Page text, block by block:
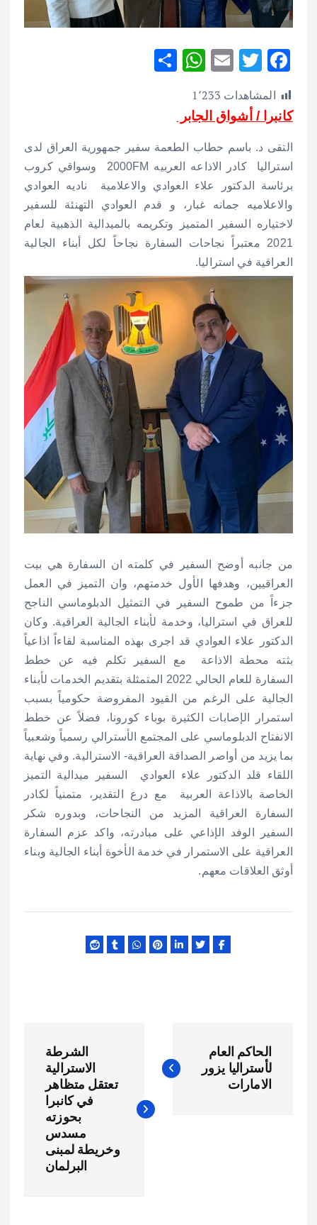
F
ac
e
b
o
o
k
T
w
it
te
r
E
m
ai
l
W
s
A
p
p
المشاهدات 1٬233
كانبرا / أشواق الجابر
التقى د. باسم حطاب الطعمة سفير جمهورية العراق لدى
استراليا كادر الاذاعه العربيه 2000FM وسواقي كروب
برئاسة الدكتور علاء العوادي والاعلامية ناديه العوادي
والاعلاميه جمانه غبار، و قدم العوادي التهنئة للسفير
لاختياره السفير المتميز وتكريمه بالميدالية الذهبية لعام
2021 معتبراً نجاحات السفارة نجاحاً لكل أبناء الجالية
العراقية في استراليا.
من جانبه أوضح السفير في كلمته ان السفارة هي بيت
العراقيين، وهدفها الأول خدمتهم، وان التميز في العمل
جزءاً من طموح السفير في التمثيل الدبلوماسي الناجح
للعراق في استراليا، وخدمة لأبناء الجالية العراقية. وكان
الدكتور علاء العوادي قد اجرى بهذه المناسبة لقاءاً اذاعياً
بثته محطة الاذاعة مع السفير تكلم فيه عن خطط
السفارة للعام الحالي 2022 المتمثلة بتقديم الخدمات لأبناء
الجالية على الرغم من القيود المفروضة حكومياً بسبب
استمرار الإصابات الكثيرة بوباء كورونا، فضلاً عن خطط
الانفتاح الدبلوماسي على المجتمع الأسترالي رسمياً وشعبياً
بما يزيد من أواصر الصداقة العراقية- الاسترالية. وفي نهاية
اللقاء قلد الدكتور علاء العوادي السفير ميدالية التميز
الخاصة بالاذاعة العربية مع درع التقدير، متمنياً لكادر
السفارة العراقية المزيد من النجاحات، وبدوره شكر
السفير الوفد الإذاعي على مبادرته، واكد عزم السفارة
العراقية على الاستمرار في خدمة الأخوة أبناء الجالية وبناء
أوثق العلاقات معهم.
ص
الحاكم العام
لأستراليا يزور
الامارات
الشرطة
الاسترالية
تعتقل متظاهر
في كانبرا
بحوزته
مسدس
وخريطة لمبنى
البرلمان